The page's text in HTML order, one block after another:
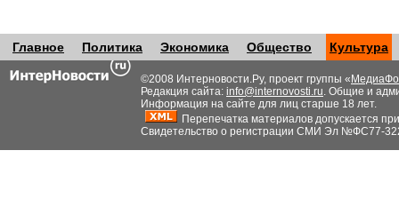
Главное Политика Экономика Общество Культура
©2008 Интерновости.Ру, проект группы «
Редакция сайта: info@internovosti.ru. Общие и
Информация на сайте для лиц старше 18 лет.
Перепечатка материалов допускается
Свидетельство о регистрации СМИ Эл №ФС77-